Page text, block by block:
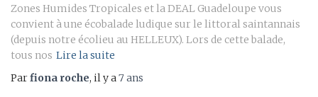
Zones Humides Tropicales et la DEAL Guadeloupe vous
convient à une écobalade ludique sur le littoral saintannais
(depuis notre écolieu au HELLEUX). Lors de cette balade,
tous nos Lire la suite
Parfiona roche, il y a7 ans